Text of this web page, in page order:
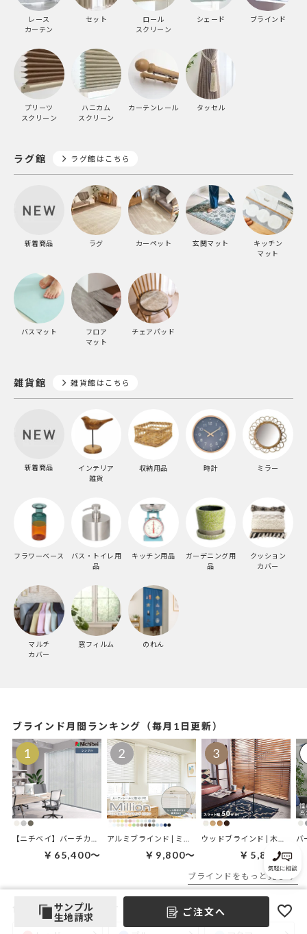
レース
カーテン
セット
ロール
スクリーン
シェード ブラインド
プリーツ
スクリーン
ハニカム
スクリーン
カーテンレール タッセル
ラグ館 ラグ館はこちら
新着商品 ラグ カーペット 玄関マット
キッチン
マット
バスマット
フロア
マット
チェアパッド
雑貨館 雑貨館はこちら
新着商品
インテリア
雑貨
収納用品 時計 ミラー
フラワーベース
バス・トイレ用
品
キッチン用品
ガーデニング用
品
クッション
カバー
マルチ
カバー
窓フィルム のれん
ブラインド月間ランキング（毎月1日更新）
￥65,400～ ￥9,800～ ￥5,800～
ブラインドをもっと見る
色からカーテンを探す
サンプル
生地請求
ご注文へ